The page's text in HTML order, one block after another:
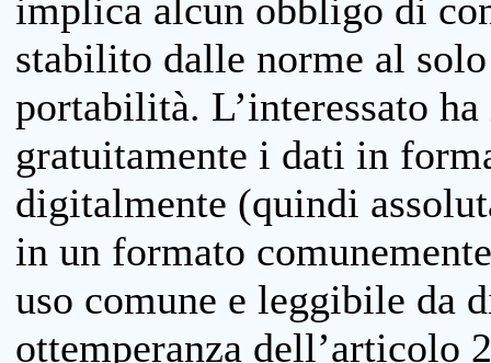
implica alcun obbligo di
stabilito dalle norme al
portabilità. L’interessato
gratuitamente i dati in
digitalmente (quindi
in un formato
uso comune e leggibile da
ottemperanza dell’articolo